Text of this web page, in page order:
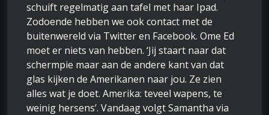
schuift regelmatig aan tafel met haar Ipad.
Zodoende hebben we ook contact met de
buitenwereld via Twitter en Facebook. Ome Ed
moet er niets van hebben. ‘Jij staart naar dat
schermpie maar aan de andere kant van dat
glas kijken de Amerikanen naar jou. Ze zien
alles wat je doet. Amerika: teveel wapens, te
weinig hersens’. Vandaag volgt Samantha via